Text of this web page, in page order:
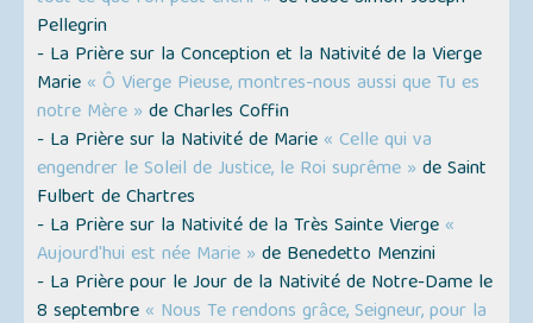
Pellegrin
- La Prière sur la Conception et la Nativité de la Vierge
Marie « Ô Vierge Pieuse, montres-nous aussi que Tu es
notre Mère » de Charles Coffin
- La Prière sur la Nativité de Marie « Celle qui va
engendrer le Soleil de Justice, le Roi suprême » de Saint
Fulbert de Chartres
- La Prière sur la Nativité de la Très Sainte Vierge «
Aujourd'hui est née Marie » de Benedetto Menzini
- La Prière pour le Jour de la Nativité de Notre-Dame le
8 septembre « Nous Te rendons grâce, Seigneur, pour la